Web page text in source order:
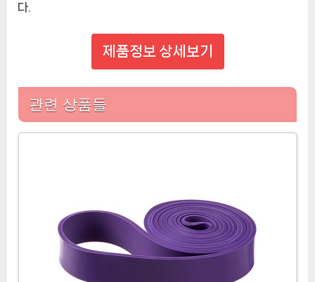
다.
제품정보 상세보기
관련 상품들